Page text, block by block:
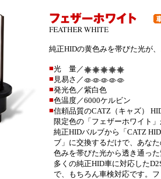
純正HIDの黄色みを帯びた光が
■光 量／
■ 見易さ／
■発光色／紫白色
■色温度／6000ケルビン
■信頼品質のCATZ（キャズ）
限定色の「フェザーホワイト
純正HIDバルブから「CATZ
ブ」に交換するだけで、あな
色みを帯びた光から透き通っ
多くの純正HID車に対応した
で、もちろん車検対応です。